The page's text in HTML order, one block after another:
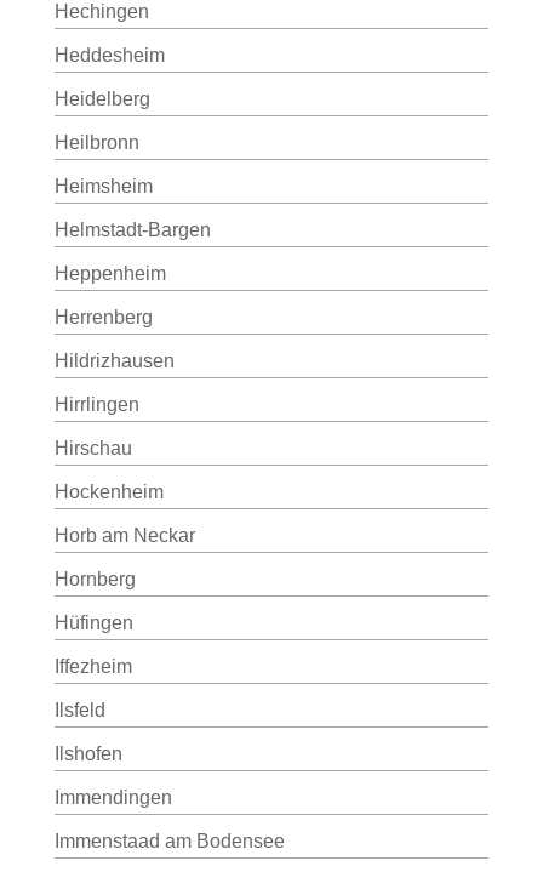
Hechingen
Heddesheim
Heidelberg
Heilbronn
Heimsheim
Helmstadt-Bargen
Heppenheim
Herrenberg
Hildrizhausen
Hirrlingen
Hirschau
Hockenheim
Horb am Neckar
Hornberg
Hüfingen
Iffezheim
Ilsfeld
Ilshofen
Immendingen
Immenstaad am Bodensee